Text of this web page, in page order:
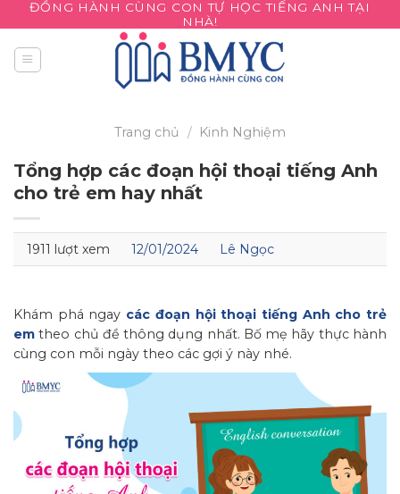
to
content
ĐỒNG HÀNH CÙNG CON TỰ HỌC TIẾNG ANH TẠI
NHÀ!
Trang chủ / Kinh Nghiệm
Tổng hợp các đoạn hội thoại tiếng Anh
cho trẻ em hay nhất
1911 lượt xem 12/01/2024 Lê Ngọc
Khám phá ngay các đoạn hội thoại tiếng Anh cho trẻ
em theo chủ đề thông dụng nhất. Bố mẹ hãy thực hành
cùng con mỗi ngày theo các gợi ý này nhé.